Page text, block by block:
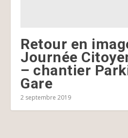
Retour en
Journée
– chantier
Gare
2 septembre 2019